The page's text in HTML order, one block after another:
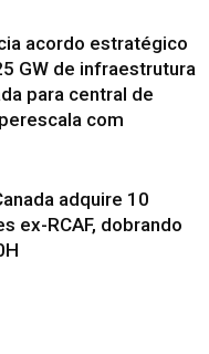
acordo estratégico
GW de infraestrutura
para central de
com
adquire 10
ex-RCAF, dobrando